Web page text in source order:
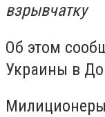
взрывчатку
Об этом
Украины в